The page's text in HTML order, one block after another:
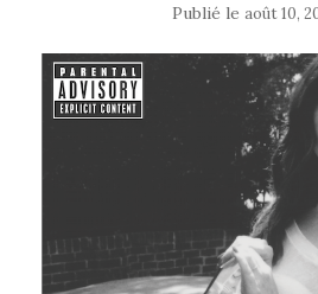
Publié le août 10,